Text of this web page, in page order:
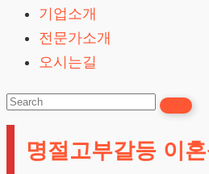
상
기업소개
전문가소개
오시는길
명절고부갈등 이